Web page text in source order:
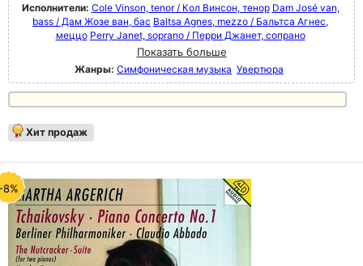
Исполнители: Cole Vinson, tenor / Кол Винсон, тенор Dam José van,
bass / Дам Жозе ван, бас Baltsa Agnes, mezzo / Бальтса Агнес,
меццо Perry Janet, soprano / Перри Джанет, сопрано
Показать больше
Жанры: Симфоническая музыка Увертюра
Хит продаж
8%